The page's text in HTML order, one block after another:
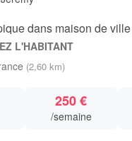
dans maison de
L'HABITANT
(2,60 km)
250 €
/semaine